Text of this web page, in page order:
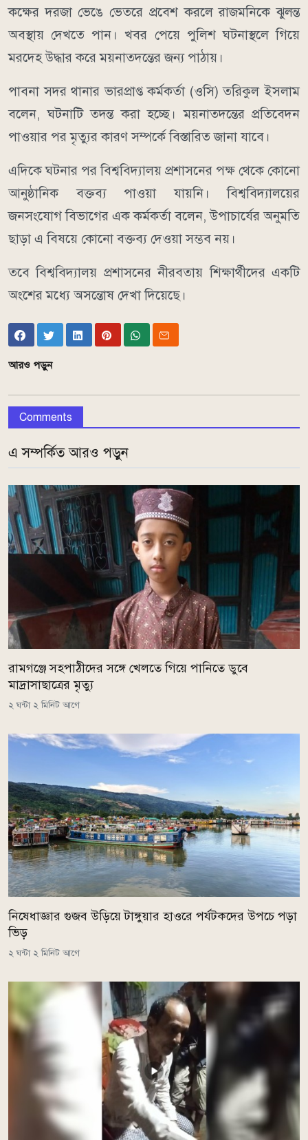
কক্ষের দরজা ভেঙে ভেতরে প্রবেশ করলে রাজমনিকে ঝুলন্ত
অবস্থায় দেখতে পান। খবর পেয়ে পুলিশ ঘটনাস্থলে গিয়ে
মরদেহ উদ্ধার করে ময়নাতদন্তের জন্য পাঠায়।
পাবনা সদর থানার ভারপ্রাপ্ত কর্মকর্তা (ওসি) তরিকুল ইসলাম
বলেন, ঘটনাটি তদন্ত করা হচ্ছে। ময়নাতদন্তের প্রতিবেদন
পাওয়ার পর মৃত্যুর কারণ সম্পর্কে বিস্তারিত জানা যাবে।
এদিকে ঘটনার পর বিশ্ববিদ্যালয় প্রশাসনের পক্ষ থেকে কোনো
আনুষ্ঠানিক বক্তব্য পাওয়া যায়নি। বিশ্ববিদ্যালয়ের
জনসংযোগ বিভাগের এক কর্মকর্তা বলেন, উপাচার্যের অনুমতি
ছাড়া এ বিষয়ে কোনো বক্তব্য দেওয়া সম্ভব নয়।
তবে বিশ্ববিদ্যালয় প্রশাসনের নীরবতায় শিক্ষার্থীদের একটি
অংশের মধ্যে অসন্তোষ দেখা দিয়েছে।
আরও পড়ুন
Comments
এ সম্পর্কিত আরও পড়ুন
রামগঞ্জে সহপাঠীদের সঙ্গে খেলতে গিয়ে পানিতে ডুবে
মাদ্রাসাছাত্রের মৃত্যু
২ ঘন্টা ২ মিনিট আগে
নিষেধাজ্ঞার গুজব উড়িয়ে টাঙ্গুয়ার হাওরে পর্যটকদের উপচে পড়া
ভিড়
২ ঘন্টা ২ মিনিট আগে